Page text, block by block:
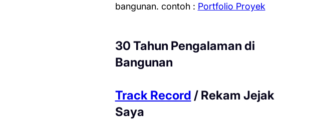
bangunan. contoh : Portfolio Proyek
30 Tahun Pengalaman di
Bangunan
Track Record / Rekam Jejak
Saya